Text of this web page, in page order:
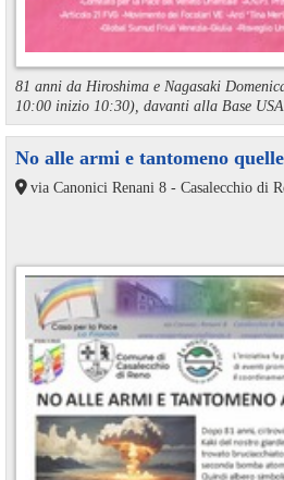
81 anni da Hiroshima e Nagasaki
10:00 inizio 10:30), davanti alla Base
No alle armi e tantomeno
via Canonici Renani 8 - Casalecchio di